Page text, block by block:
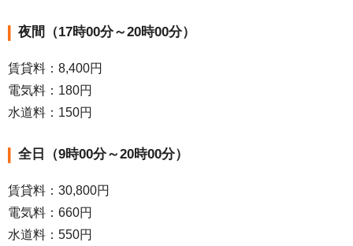
夜間（17時00分～20時00分）
賃貸料：8,400円
電気料：180円
水道料：150円
全日（9時00分～20時00分）
賃貸料：30,800円
電気料：660円
水道料：550円